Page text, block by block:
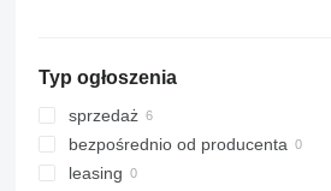
Typ ogłoszenia
sprzedaż
bezpośrednio od producenta
leasing